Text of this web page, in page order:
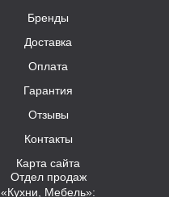
Бренды
Доставка
Оплата
Гарантия
Отзывы
Контакты
Карта сайта
Отдел продаж
«Кухни, Мебель»: